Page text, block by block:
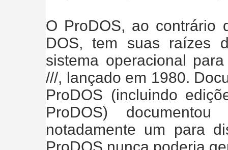
O ProDOS, ao contrário
DOS, tem suas raízes
sistema operacional
///, lançado em 1980.
ProDOS (incluindo
ProDOS)
notadamente um para
ProDOS nunca poderia